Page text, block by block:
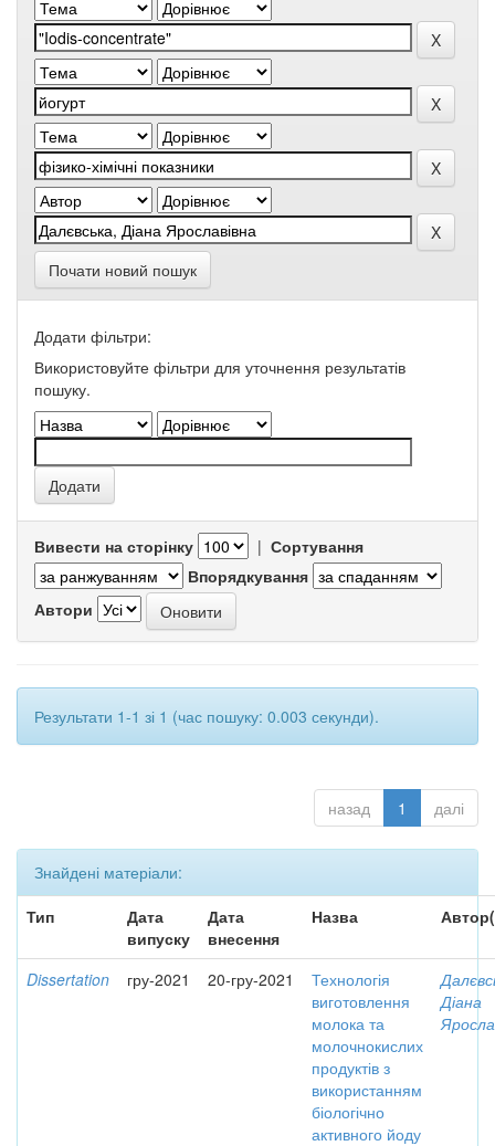
Почати новий пошук
Додати фільтри:
Використовуйте фільтри для уточнення результатів
пошуку.
Вивести на сторінку | Сортування
Впорядкування
Автори
Результати 1-1 зі 1 (час пошуку: 0.003 секунди).
назад 1 далі
Знайдені матеріали:
Тип
Дата
випуску
Дата
внесення
Назва
Dissertation гру-2021 20-гру-2021
Технологія
виготовлення
молока та
молочнокислих
продуктів з
використанням
біологічно
активного йоду
Діана